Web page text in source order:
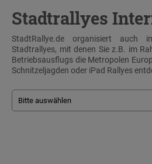
Stadtrallyes
StadtRallye.de organisiert auch
Stadtrallyes, mit denen Sie z.B. im
Betriebsausflugs die Metropolen
Schnitzeljagden oder iPad Rallyes